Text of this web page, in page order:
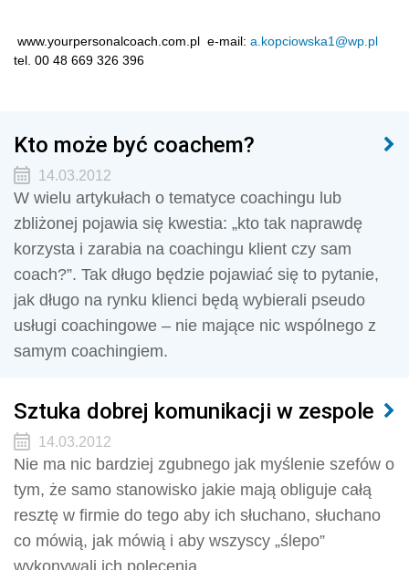
www.yourpersonalcoach.com.pl e-mail: a.kopciowska1@wp.pl
tel. 00 48 669 326 396
Kto może być coachem?
14.03.2012
W wielu artykułach o tematyce coachingu lub
zbliżonej pojawia się kwestia: „kto tak naprawdę
korzysta i zarabia na coachingu klient czy sam
coach?”. Tak długo będzie pojawiać się to pytanie,
jak długo na rynku klienci będą wybierali pseudo
usługi coachingowe – nie mające nic wspólnego z
samym coachingiem.
Sztuka dobrej komunikacji w zespole
14.03.2012
Nie ma nic bardziej zgubnego jak myślenie szefów o
tym, że samo stanowisko jakie mają obliguje całą
resztę w firmie do tego aby ich słuchano, słuchano
co mówią, jak mówią i aby wszyscy „ślepo”
wykonywali ich polecenia.